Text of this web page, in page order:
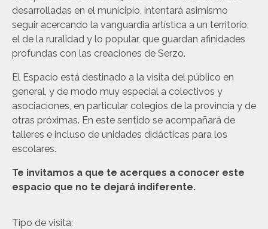
desarrolladas en el municipio, intentará asimismo
seguir acercando la vanguardia artística a un territorio,
el de la ruralidad y lo popular, que guardan afinidades
profundas con las creaciones de Serzo.
El Espacio está destinado a la visita del público en
general, y de modo muy especial a colectivos y
asociaciones, en particular colegios de la provincia y de
otras próximas. En este sentido se acompañará de
talleres e incluso de unidades didácticas para los
escolares.
Te invitamos a que te acerques a conocer este
espacio que no te dejará indiferente.
Tipo de visita: